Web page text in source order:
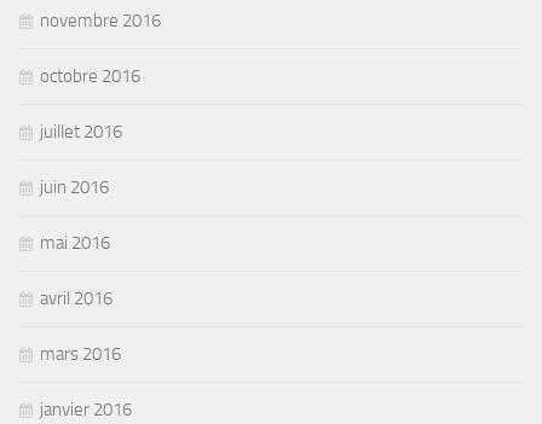
novembre 2016
octobre 2016
juillet 2016
juin 2016
mai 2016
avril 2016
mars 2016
janvier 2016